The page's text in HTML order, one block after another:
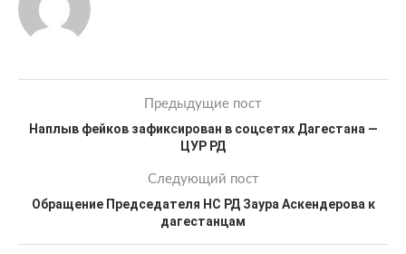
Предыдущие пост
Наплыв фейков зафиксирован в соцсетях Дагестана —
ЦУР РД
Следующий пост
Обращение Председателя НС РД Заура Аскендерова к
дагестанцам